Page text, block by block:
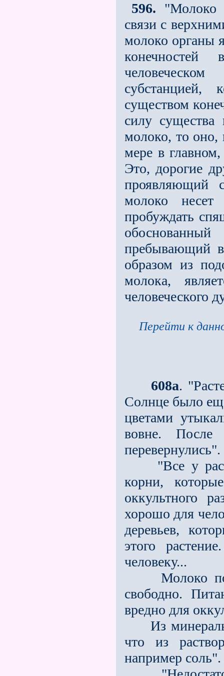
596. "Молоко
связи с
молоко органы
субстанцией,
существом
силу
молоко, то оно,
мере в
Это, дорогие
проявляющий
молоко
пробуждать
пребывающий
образом из
молока,
человеческого
Перейти к
608а.
Солнце было
цветами
вовне.
перевернулись".
"Все у
корни,
оккультного
хорошо для
деревьев,
этого
человеку...
Молоко
свободно.
вредно для
Из
что из
например соль".